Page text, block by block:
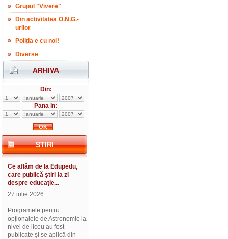
Grupul "Vivere"
Din activitatea O.N.G.-
urilor
Poliția e cu noi!
Diverse
ARHIVA
Din:
Pana in:
STIRI
Ce aflăm de la Edupedu,
care publică știri la zi
despre educație...
27 iulie 2026
Programele pentru
opționalele de Astronomie la
nivel de liceu au fost
publicate și se aplică din